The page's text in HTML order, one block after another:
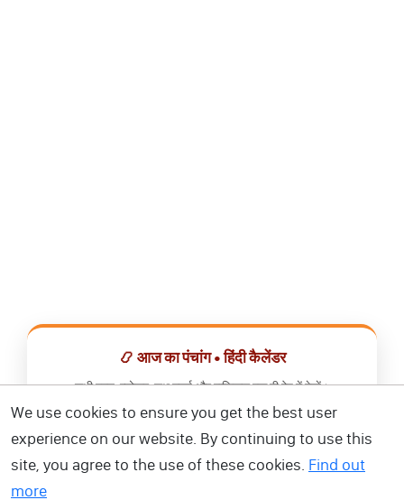
📿 आज का पंचांग • हिंदी कैलेंडर
सभी व्रत, त्योहार, शुभ मुहूर्त और राशिफल एक ही ऐप में देखें।
📅 हिंदी कैलेंडर ऐप डाउनलोड करें
We use cookies to ensure you get the best user
experience on our website. By continuing to use this
site, you agree to the use of these cookies. Find out
more